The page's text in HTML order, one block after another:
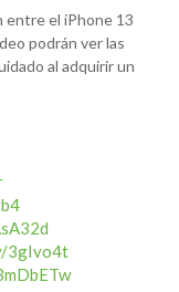
entre el iPhone 13
podrán ver las
al adquirir un
3gIvo4t